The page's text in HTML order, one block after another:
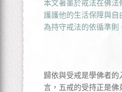
本文著墨於戒法在佛
護護他的生活保障與
為持守戒法的依循準則
歸依與受戒是學佛者
言，五戒的受持正是